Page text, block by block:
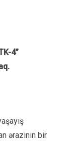
4”
ərazinin bir